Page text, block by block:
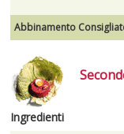
Abbinamento
Ingredienti